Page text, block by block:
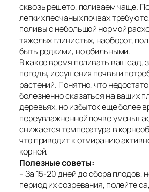
сквозь решето, поливаем чаще.
легких песчаных почвах
поливы с небольшой нормой
тяжелых глинистых, наоборот,
быть редкими, но обильными.
В какое время поливать ваш сад,
погоды, иссушения почвы и
растений. Понятно, что
болезненно сказаться на ваших
деревьях, но избыток еще более
переувлажненной почве
снижается температура в
что приводит к отмиранию
корней.
Полезные советы:
– За 15-20 дней до сбора плодов,
период их созревания, полейте